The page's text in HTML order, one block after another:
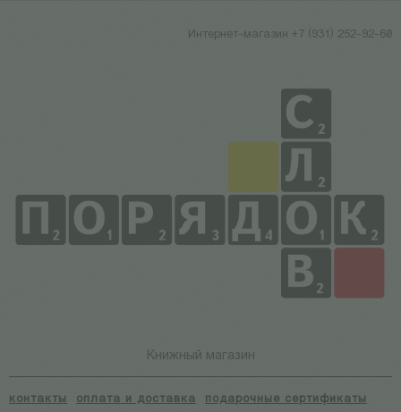
Интернет-магазин +7 (931) 252-92-60
Книжный магазин
контакты оплата и доставка подарочные сертификаты